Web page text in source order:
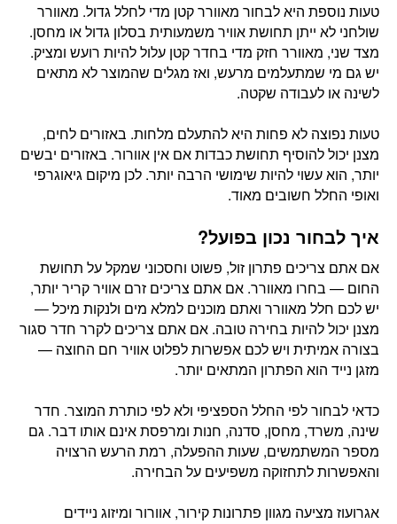
טעות נוספת היא לבחור מאוורר קטן מדי לחלל גדול. מאוורר
שולחני לא ייתן תחושת אוויר משמעותית בסלון גדול או מחסן.
מצד שני, מאוורר חזק מדי בחדר קטן עלול להיות רועש ומציק.
יש גם מי שמתעלמים מרעש, ואז מגלים שהמוצר לא מתאים
לשינה או לעבודה שקטה.
טעות נפוצה לא פחות היא להתעלם מלחות. באזורים לחים,
מצנן יכול להוסיף תחושת כבדות אם אין אוורור. באזורים יבשים
יותר, הוא עשוי להיות שימושי הרבה יותר. לכן מיקום גיאוגרפי
ואופי החלל חשובים מאוד.
איך לבחור נכון בפועל?
אם אתם צריכים פתרון זול, פשוט וחסכוני שמקל על תחושת
החום — בחרו מאוורר. אם אתם צריכים זרם אוויר קריר יותר,
יש לכם חלל מאוורר ואתם מוכנים למלא מים ולנקות מיכל —
מצנן יכול להיות בחירה טובה. אם אתם צריכים לקרר חדר סגור
בצורה אמיתית ויש לכם אפשרות לפלוט אוויר חם החוצה —
מזגן נייד הוא הפתרון המתאים יותר.
כדאי לבחור לפי החלל הספציפי ולא לפי כותרת המוצר. חדר
שינה, משרד, מחסן, סדנה, חנות ומרפסת אינם אותו דבר. גם
מספר המשתמשים, שעות ההפעלה, רמת הרעש הרצויה
והאפשרות לתחזוקה משפיעים על הבחירה.
אגרועוז מציעה מגוון פתרונות קירור, אוורור ומיזוג ניידים